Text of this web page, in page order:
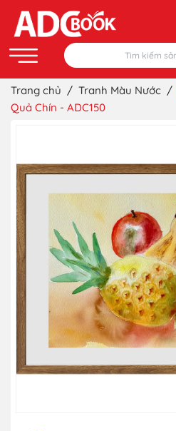
Trang chủ / Tranh Màu Nước /
Quả Chín - ADC150